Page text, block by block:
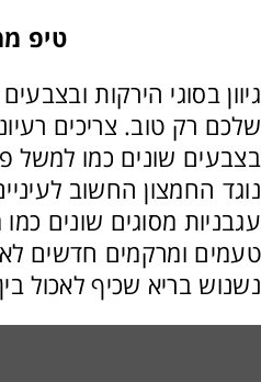
טיפ
גיוון בסוגי הירקות
שלכם רק טוב. צריכים
בצבעים שונים כמו למשל
נוגד החמצון החשוב
עגבניות מסוגים שונים כמו
טעמים ומרקמים חדשים
נשנוש בריא שכיף לאכול